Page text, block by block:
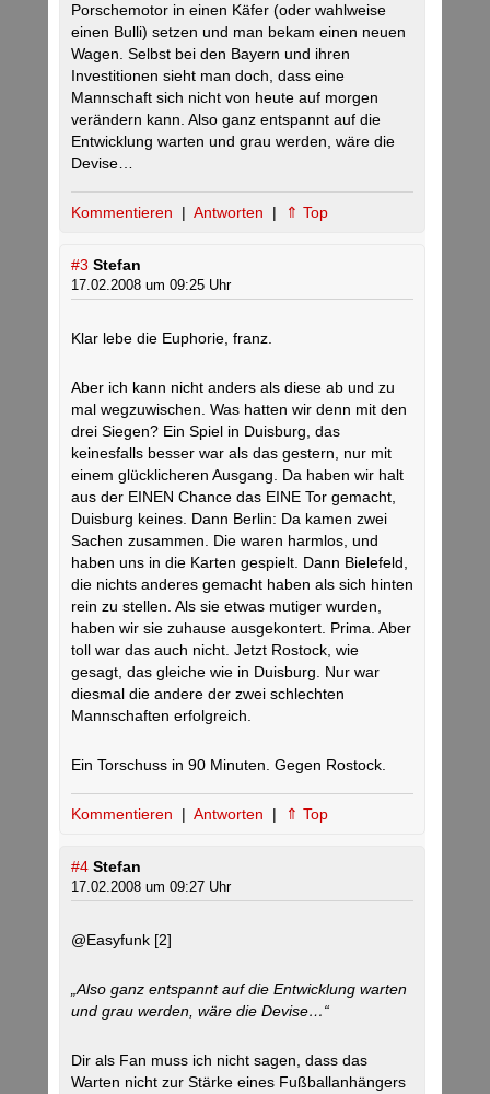
Porschemotor in einen Käfer (oder wahlweise
einen Bulli) setzen und man bekam einen neuen
Wagen. Selbst bei den Bayern und ihren
Investitionen sieht man doch, dass eine
Mannschaft sich nicht von heute auf morgen
verändern kann. Also ganz entspannt auf die
Entwicklung warten und grau werden, wäre die
Devise…
Kommentieren | Antworten | ⇑ Top
#3 Stefan
17.02.2008 um 09:25 Uhr
Klar lebe die Euphorie, franz.
Aber ich kann nicht anders als diese ab und zu
mal wegzuwischen. Was hatten wir denn mit den
drei Siegen? Ein Spiel in Duisburg, das
keinesfalls besser war als das gestern, nur mit
einem glücklicheren Ausgang. Da haben wir halt
aus der EINEN Chance das EINE Tor gemacht,
Duisburg keines. Dann Berlin: Da kamen zwei
Sachen zusammen. Die waren harmlos, und
haben uns in die Karten gespielt. Dann Bielefeld,
die nichts anderes gemacht haben als sich hinten
rein zu stellen. Als sie etwas mutiger wurden,
haben wir sie zuhause ausgekontert. Prima. Aber
toll war das auch nicht. Jetzt Rostock, wie
gesagt, das gleiche wie in Duisburg. Nur war
diesmal die andere der zwei schlechten
Mannschaften erfolgreich.
Ein Torschuss in 90 Minuten. Gegen Rostock.
Kommentieren | Antworten | ⇑ Top
#4 Stefan
17.02.2008 um 09:27 Uhr
@Easyfunk [2]
„Also ganz entspannt auf die Entwicklung warten
und grau werden, wäre die Devise…“
Dir als Fan muss ich nicht sagen, dass das
Warten nicht zur Stärke eines Fußballanhängers